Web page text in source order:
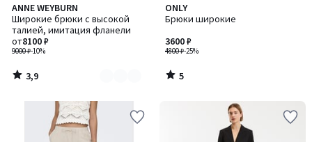
ANNE WEYBURN
Широкие брюки с высокой
талией, имитация фланели
9000 ₽-10%
от8100 ₽
3,9
/ 5
Количество
цветов:
2
3,9
/
ONLY
Брюки широкие
4800 ₽-25%
3600 ₽
5
/
5
/